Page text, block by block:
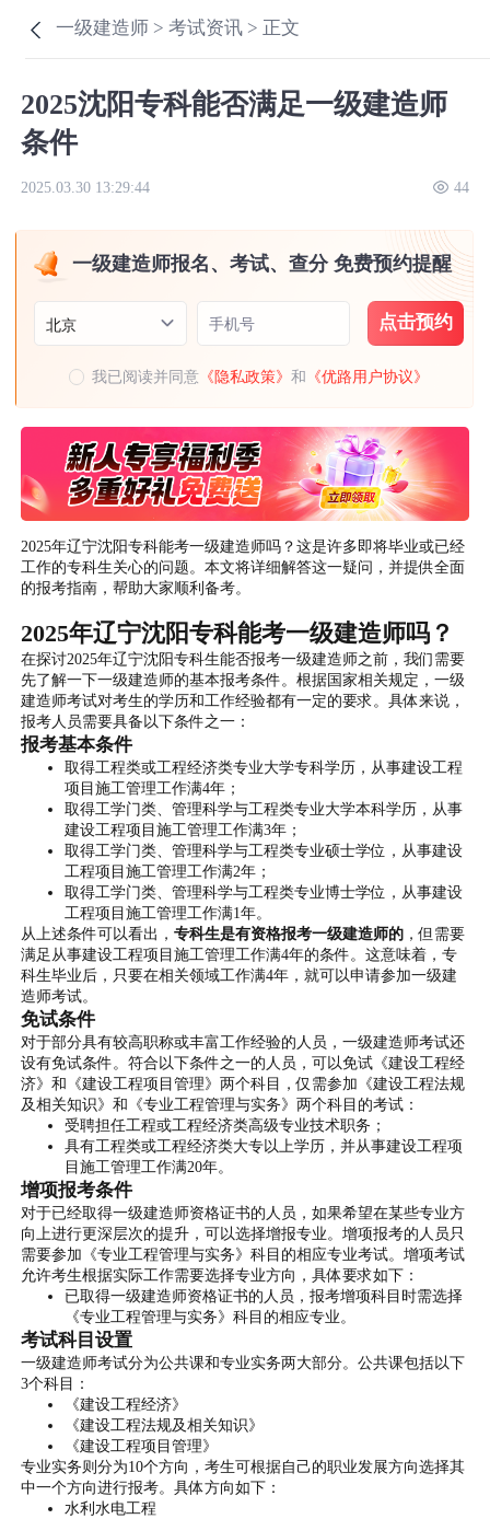
一级建造师 >考试资讯 > 正文
2025沈阳专科能否满足一级建造师
条件
2025.03.30 13:29:44 44
一级建造师报名、考试、查分 免费预约提醒
北京 手机号 点击预约
我已阅读并同意 《隐私政策》和 《优路用户协议》
2025年辽宁沈阳专科能考一级建造师吗？这是许多即将毕业或已经
工作的专科生关心的问题。本文将详细解答这一疑问，并提供全面
的报考指南，帮助大家顺利备考。
2025年辽宁沈阳专科能考一级建造师吗？
在探讨2025年辽宁沈阳专科生能否报考一级建造师之前，我们需要
先了解一下一级建造师的基本报考条件。根据国家相关规定，一级
建造师考试对考生的学历和工作经验都有一定的要求。具体来说，
报考人员需要具备以下条件之一：
报考基本条件
取得工程类或工程经济类专业大学专科学历，从事建设工程
项目施工管理工作满4年；
取得工学门类、管理科学与工程类专业大学本科学历，从事
建设工程项目施工管理工作满3年；
取得工学门类、管理科学与工程类专业硕士学位，从事建设
工程项目施工管理工作满2年；
取得工学门类、管理科学与工程类专业博士学位，从事建设
工程项目施工管理工作满1年。
从上述条件可以看出，专科生是有资格报考一级建造师的 ，但需要
满足从事建设工程项目施工管理工作满4年的条件。这意味着，专
科生毕业后，只要在相关领域工作满4年，就可以申请参加一级建
造师考试。
免试条件
对于部分具有较高职称或丰富工作经验的人员，一级建造师考试还
设有免试条件。符合以下条件之一的人员，可以免试《建设工程经
济》和《建设工程项目管理》两个科目，仅需参加《建设工程法规
及相关知识》和《专业工程管理与实务》两个科目的考试：
受聘担任工程或工程经济类高级专业技术职务；
具有工程类或工程经济类大专以上学历，并从事建设工程项
目施工管理工作满20年。
增项报考条件
对于已经取得一级建造师资格证书的人员，如果希望在某些专业方
向上进行更深层次的提升，可以选择增报专业。增项报考的人员只
需要参加《专业工程管理与实务》科目的相应专业考试。增项考试
允许考生根据实际工作需要选择专业方向，具体要求如下：
已取得一级建造师资格证书的人员，报考增项科目时需选择
《专业工程管理与实务》科目的相应专业。
考试科目设置
一级建造师考试分为公共课和专业实务两大部分。公共课包括以下
3个科目：
《建设工程经济》
《建设工程法规及相关知识》
《建设工程项目管理》
专业实务则分为10个方向，考生可根据自己的职业发展方向选择其
中一个方向进行报考。具体方向如下：
水利水电工程